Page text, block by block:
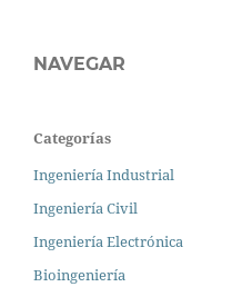
NAVEGAR
Categorías
Ingeniería Industrial
Ingeniería Civil
Ingeniería Electrónica
Bioingeniería